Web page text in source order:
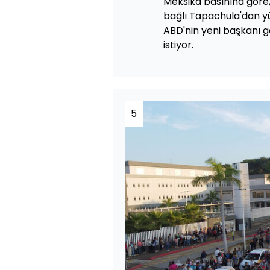
bağlı Tapachula'dan
ABD'nin yeni başkanı
istiyor.
5